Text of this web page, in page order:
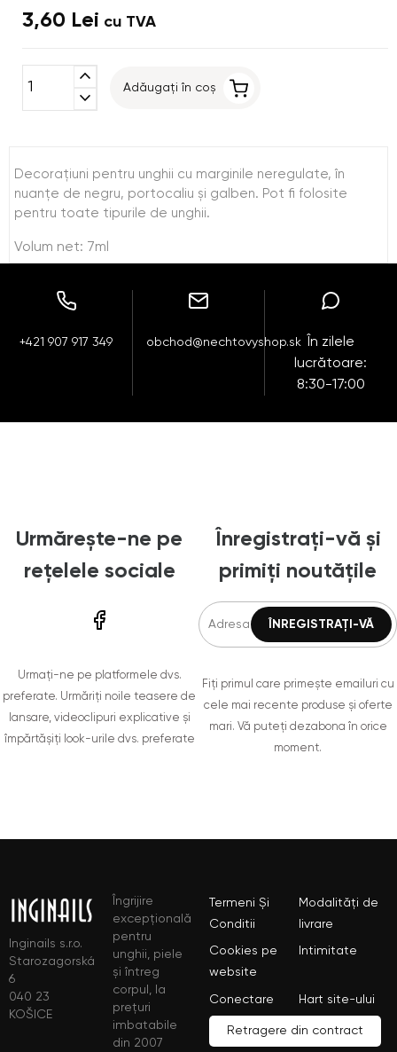
3,60 Lei cu TVA
expand_less
expand_more
Adăugați în coș
Decoraţiuni pentru unghii cu marginile neregulate, în
nuanţe de negru, portocaliu şi galben. Pot fi folosite
pentru toate tipurile de unghii.
Volum net: 7ml
+421 907 917 349 obchod@nechtovyshop.sk
În zilele
lucrătoare:
8:30-17:00
Urmărește-ne pe
rețelele sociale
Urmați-ne pe platformele dvs.
preferate. Urmăriți noile teasere de
lansare, videoclipuri explicative și
împărtășiți look-urile dvs. preferate
Înregistrați-vă și
primiți noutățile
Fiți primul care primește emailuri cu
cele mai recente produse și oferte
mari. Vă puteți dezabona în orice
moment.
Inginails s.r.o.
Starozagorská
6
040 23
KOŠICE
Îngrijire
excepțională
pentru
unghii, piele
și întreg
corpul, la
prețuri
imbatabile
din 2007
Termeni Și
Conditii
Modalități de
livrare
Cookies pe
website
Intimitate
Conectare Hart site-ului
Retragere din contract